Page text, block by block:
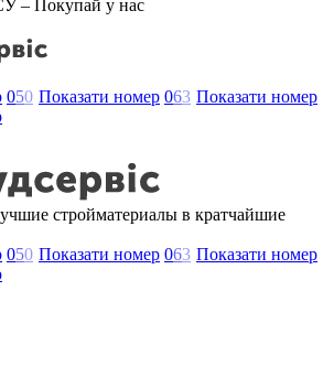
– Покупай у нас
050 Показати номер 063 Показати номер
стройматериалы в кратчайшие
050 Показати номер 063 Показати номер